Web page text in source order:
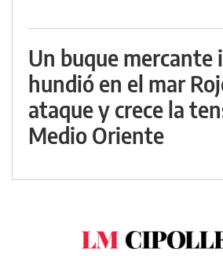
Un buque mercante
hundió en el mar
ataque y crece la
Medio Oriente